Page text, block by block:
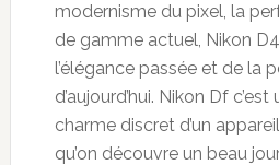
modernisme du pixel, la
de gamme actuel, Nikon
l’élégance passée et de la
d’aujourd’hui. Nikon Df
charme discret d’un
qu’on découvre un beau